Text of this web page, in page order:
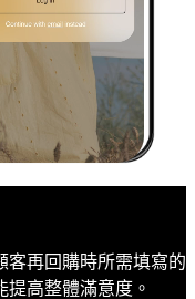
客再回購時所需填寫的
高整體滿意度。